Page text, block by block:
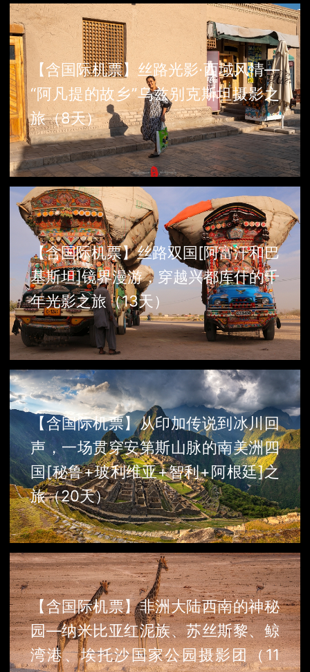
【含国际机票】丝路光影·西域风情—
“阿凡提的故乡”乌兹别克斯坦摄影之
旅（8天）
【含国际机票】丝路双国[阿富汗和巴
基斯坦]镜界漫游，穿越兴都库什的千
年光影之旅（13天）
【含国际机票】从印加传说到冰川回
声，一场贯穿安第斯山脉的南美洲四
国[秘鲁+玻利维亚+智利+阿根廷]之
旅（20天）
【含国际机票】非洲大陆西南的神秘
园—纳米比亚红泥族、苏丝斯黎、鲸
湾港、埃托沙国家公园摄影团（11